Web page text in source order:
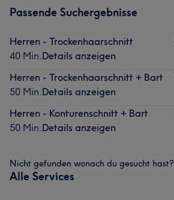
Passende Suchergebnisse
Herren - Trockenhaarschnitt
40 Min.Details anzeigen
Herren - Trockenhaarschnitt + Bart
50 Min.Details anzeigen
Herren - Konturenschnitt + Bart
50 Min.Details anzeigen
Nicht gefunden wonach du gesucht hast?
Alle Services